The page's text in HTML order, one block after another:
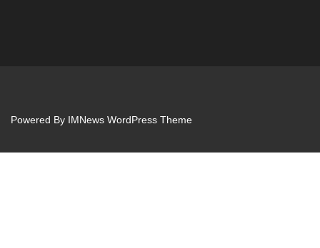
Powered By IMNews WordPress Theme